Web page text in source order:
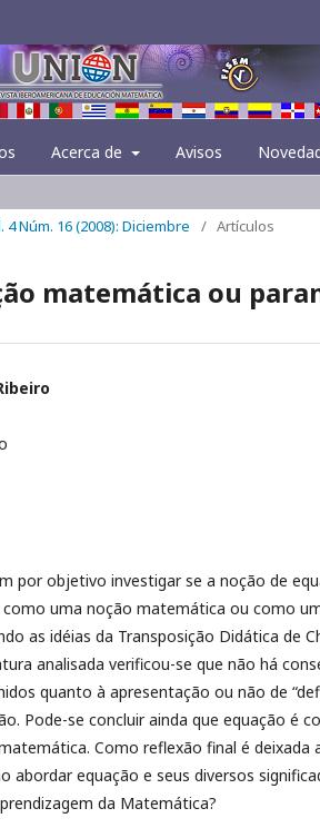
Acerca de Avisos
4 Núm. 16 (2008): Diciembre / Artículos
matemática ou
por objetivo investigar se a noção de
uma noção matemática ou como
as idéias da Transposição Didática de
analisada verificou-se que não há
quanto à apresentação ou não de
Pode-se concluir ainda que equação é
Como reflexão final é deixada
abordar equação e seus diversos
da Matemática?